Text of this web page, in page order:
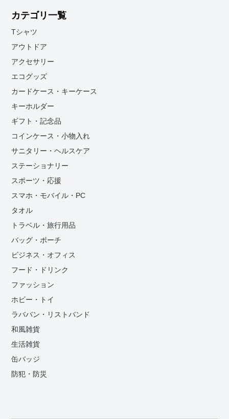
カテゴリ一覧
Tシャツ
アウトドア
アクセサリー
エコグッズ
カードケース・キーケース
キーホルダー
ギフト・記念品
コインケース・小物入れ
サニタリー・ヘルスケア
ステーショナリー
スポーツ・応援
スマホ・モバイル・PC
タオル
トラベル・旅行用品
バッグ・ポーチ
ビジネス・オフィス
フード・ドリンク
ファッション
ホビー・トイ
ラババン・リストバンド
和風雑貨
生活雑貨
缶バッジ
防犯・防災